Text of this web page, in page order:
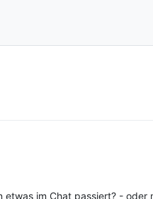
im Chat passiert? - oder